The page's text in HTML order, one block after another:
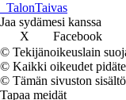
TalonTaivas
Jaa sydämesi kanssa
X
Facebook
© Tekijänoikeuslain
© Kaikki oikeudet
© Tämän sivuston
Tapaa meidät